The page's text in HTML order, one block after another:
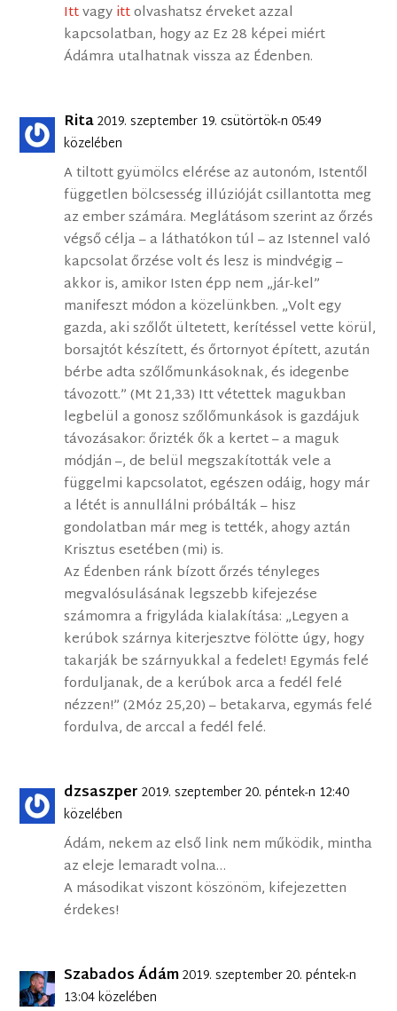
Ittvagyittolvashatsz érveket azzal
kapcsolatban, hogy az Ez 28 képei miért
Ádámra utalhatnak vissza az Édenben.
Rita2019. szeptember 19. csütörtök-n 05:49
közelében
A tiltott gyümölcs elérése az autonóm, Istentől
független bölcsesség illúzióját csillantotta meg
az ember számára. Meglátásom szerint az őrzés
végső célja – a láthatókon túl – az Istennel való
kapcsolat őrzése volt és lesz is mindvégig –
akkor is, amikor Isten épp nem „jár-kel”
manifeszt módon a közelünkben. „Volt egy
gazda, aki szőlőt ültetett, kerítéssel vette körül,
borsajtót készített, és őrtornyot épített, azután
bérbe adta szőlőmunkásoknak, és idegenbe
távozott.” (Mt 21,33) Itt vétettek magukban
legbelül a gonosz szőlőmunkások is gazdájuk
távozásakor: őrizték ők a kertet – a maguk
módján –, de belül megszakították vele a
függelmi kapcsolatot, egészen odáig, hogy már
a létét is annullálni próbálták – hisz
gondolatban már meg is tették, ahogy aztán
Krisztus esetében (mi) is.
Az Édenben ránk bízott őrzés tényleges
megvalósulásának legszebb kifejezése
számomra a frigyláda kialakítása: „Legyen a
kerúbok szárnya kiterjesztve fölötte úgy, hogy
takarják be szárnyukkal a fedelet! Egymás felé
forduljanak, de a kerúbok arca a fedél felé
nézzen!” (2Móz 25,20) – betakarva, egymás felé
fordulva, de arccal a fedél felé.
dzsaszper 2019. szeptember 20. péntek-n 12:40
közelében
Ádám, nekem az első link nem működik, mintha
az eleje lemaradt volna…
A másodikat viszont köszönöm, kifejezetten
érdekes!
Szabados Ádám2019. szeptember 20. péntek-n
13:04 közelében